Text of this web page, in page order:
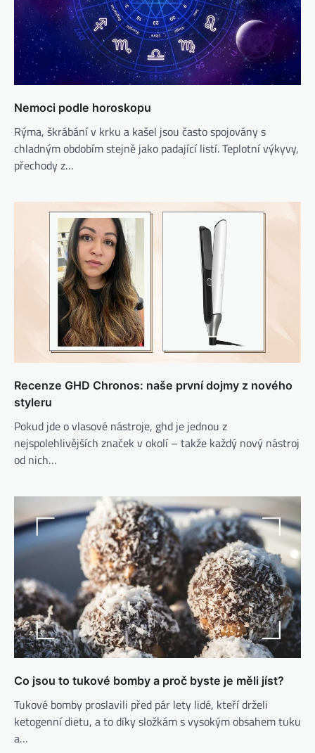
Nemoci podle horoskopu
Rýma, škrábání v krku a kašel jsou často spojovány s
chladným obdobím stejně jako padající listí. Teplotní výkyvy,
přechody z…
Recenze GHD Chronos: naše první dojmy z nového
styleru
Pokud jde o vlasové nástroje, ghd je jednou z
nejspolehlivějších značek v okolí – takže každý nový nástroj
od nich…
Co jsou to tukové bomby a proč byste je měli jíst?
Tukové bomby proslavili před pár lety lidé, kteří drželi
ketogenní dietu, a to díky složkám s vysokým obsahem tuku
a…